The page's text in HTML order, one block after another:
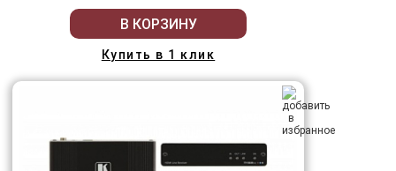
В КОРЗИНУ
Купить в 1 клик